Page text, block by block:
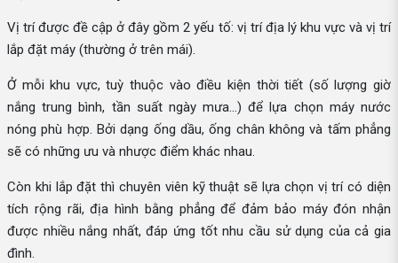
Vị trí được đề cập ở đây gồm 2 yếu tố: vị trí địa lý khu vực và vị trí
lắp đặt máy (thường ở trên mái).
Ở mỗi khu vực, tuỳ thuộc vào điều kiện thời tiết (số lượng giờ
nắng trung bình, tần suất ngày mưa...) để lựa chọn máy nước
nóng phù hợp. Bởi dạng ống dầu, ống chân không và tấm phẳng
sẽ có những ưu và nhược điểm khác nhau.
Còn khi lắp đặt thì chuyên viên kỹ thuật sẽ lựa chọn vị trí có diện
tích rộng rãi, địa hình bằng phẳng để đảm bảo máy đón nhận
được nhiều nắng nhất, đáp ứng tốt nhu cầu sử dụng của cả gia
đình.